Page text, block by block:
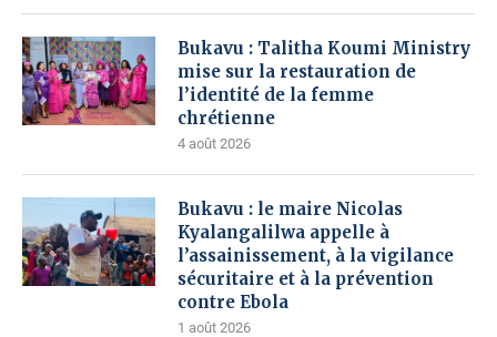
Bukavu : Talitha Koumi Ministry
mise sur la restauration de
l’identité de la femme
chrétienne
4 août 2026
Bukavu : le maire Nicolas
Kyalangalilwa appelle à
l’assainissement, à la vigilance
sécuritaire et à la prévention
contre Ebola
1 août 2026